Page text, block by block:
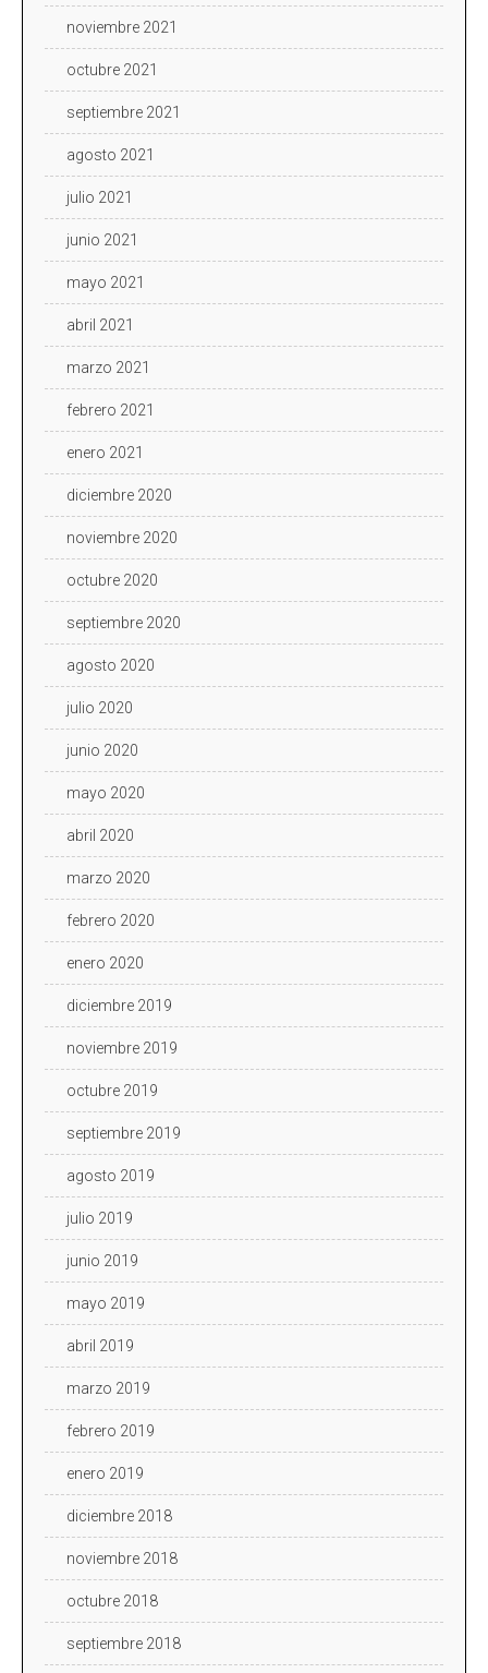
noviembre 2021
octubre 2021
septiembre 2021
agosto 2021
julio 2021
junio 2021
mayo 2021
abril 2021
marzo 2021
febrero 2021
enero 2021
diciembre 2020
noviembre 2020
octubre 2020
septiembre 2020
agosto 2020
julio 2020
junio 2020
mayo 2020
abril 2020
marzo 2020
febrero 2020
enero 2020
diciembre 2019
noviembre 2019
octubre 2019
septiembre 2019
agosto 2019
julio 2019
junio 2019
mayo 2019
abril 2019
marzo 2019
febrero 2019
enero 2019
diciembre 2018
noviembre 2018
octubre 2018
septiembre 2018